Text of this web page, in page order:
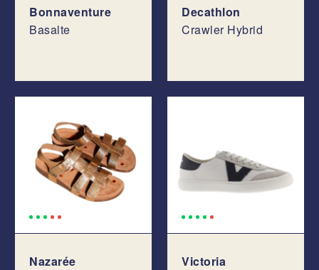
Bonnaventure
Basalte
Decathlon
Crawler Hybrid
Nazarée
Victoria